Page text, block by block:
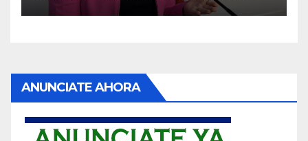
ANUNCIATE AHORA